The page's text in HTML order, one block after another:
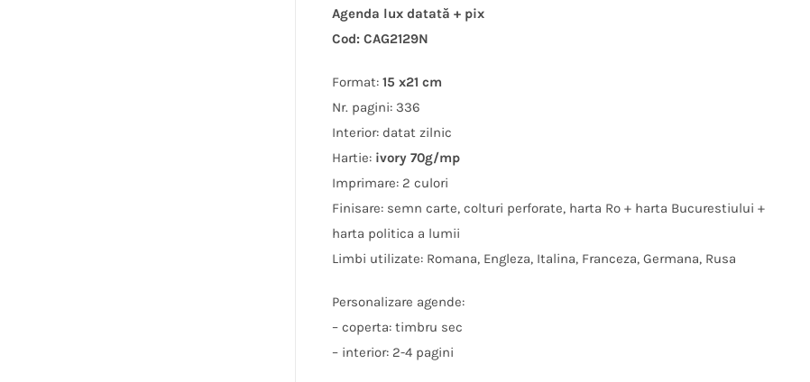
Agenda lux datată + pix
Cod: CAG2129N
Format: 15 x21 cm
Nr. pagini: 336
Interior: datat zilnic
Hartie: ivory 70g/mp
Imprimare: 2 culori
Finisare: semn carte, colturi perforate, harta Ro + harta Bucurestiului +
harta politica a lumii
Limbi utilizate: Romana, Engleza, Italina, Franceza, Germana, Rusa
Personalizare agende:
– coperta: timbru sec
– interior: 2-4 pagini